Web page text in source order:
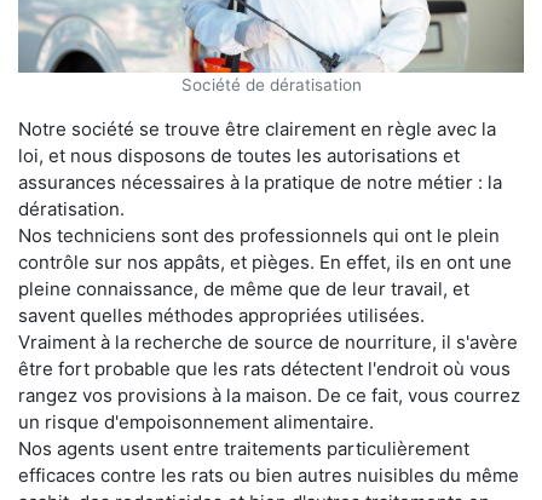
Société de dératisation
Notre société se trouve être clairement en règle avec la
loi, et nous disposons de toutes les autorisations et
assurances nécessaires à la pratique de notre métier : la
dératisation.
Nos techniciens sont des professionnels qui ont le plein
contrôle sur nos appâts, et pièges. En effet, ils en ont une
pleine connaissance, de même que de leur travail, et
savent quelles méthodes appropriées utilisées.
Vraiment à la recherche de source de nourriture, il s'avère
être fort probable que les rats détectent l'endroit où vous
rangez vos provisions à la maison. De ce fait, vous courrez
un risque d'empoisonnement alimentaire.
Nos agents usent entre traitements particulièrement
efficaces contre les rats ou bien autres nuisibles du même